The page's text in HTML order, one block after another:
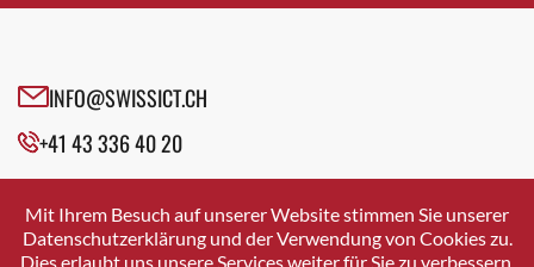
Cazis
Crissier
Davos Platz
Dierikon
Dietikon
INFO@SWISSICT.CH
+41 43 336 40 20
SWISSICT
VULKANSTRASSE 120
8048 ZURICH
Mit Ihrem Besuch auf unserer Website stimmen Sie unserer
Datenschutzerklärung und der Verwendung von Cookies zu.
Dies erlaubt uns unsere Services weiter für Sie zu verbessern.